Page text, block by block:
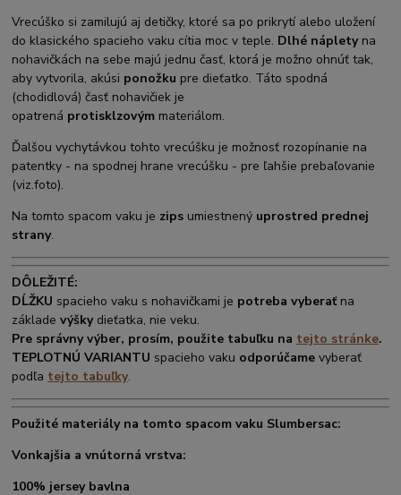
Vrecúško si zamilujú aj detičky, ktoré sa po prikrytí alebo uložení
do klasického spacieho vaku cítia moc v teple. Dlhé nápletyna
nohavičkách na sebe majú jednu časť, ktorá je možno ohnúť tak,
aby vytvorila, akúsi ponožku pre dieťatko. Táto spodná
(chodidlová) časť nohavičiek je
opatrená protisklzovým materiálom.
Ďalšou vychytávkou tohto vrecúšku je možnosť rozopínanie na
patentky - na spodnej hrane vrecúšku - pre ľahšie prebaľovanie
(viz.foto).
Na tomto spacom vaku je zips umiestnený uprostred prednej
strany.
DÔLEŽITÉ:
DĹŽKU spacieho vaku s nohavičkami je potreba vyberať na
základevýšky dieťatka, nie veku.
Pre správny výber, prosím, použite tabuľku na tejto stránke.
TEPLOTNÚ VARIANTU spacieho vaku odporúčamevyberať
podľa tejto tabuľky.
Použité materiály na tomto spacom vaku Slumbersac:
Vonkajšia a vnútorná vrstva:
100% jersey bavlna